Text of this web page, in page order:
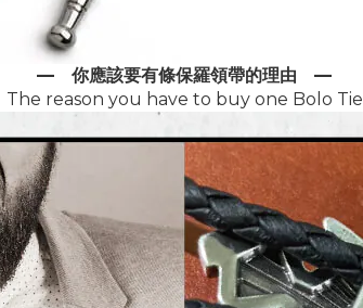
— 你應該要有條保羅領帶的理由 —
The reason you have to buy one Bolo Tie